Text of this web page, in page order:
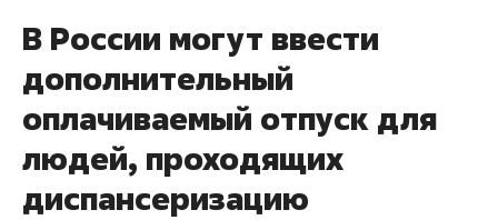
В России могут ввести
дополнительный
оплачиваемый отпуск для
людей, проходящих
диспансеризацию